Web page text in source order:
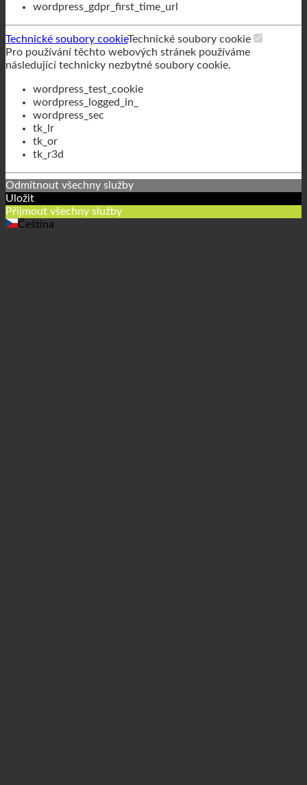
wordpress_gdpr_first_time_url
Technické soubory cookieTechnické soubory cookie
Pro používání těchto webových stránek používáme
následující technicky nezbytné soubory cookie.
wordpress_test_cookie
wordpress_logged_in_
wordpress_sec
tk_lr
tk_or
tk_r3d
Odmítnout všechny služby
Uložit
Přijmout všechny služby
Čeština